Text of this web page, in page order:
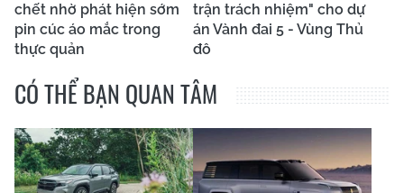
chết nhờ phát hiện sớm
pin cúc áo mắc trong
thực quản
trận trách nhiệm" cho dự
án Vành đai 5 - Vùng Thủ
đô
CÓ THỂ BẠN QUAN TÂM